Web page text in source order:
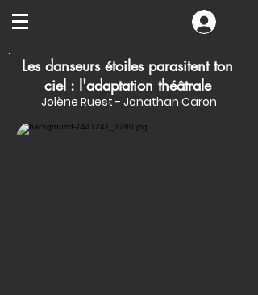
-
Les danseurs étoiles parasitent ton
ciel : l'adaptation théâtrale
Jolène Ruest - Jonathan Caron